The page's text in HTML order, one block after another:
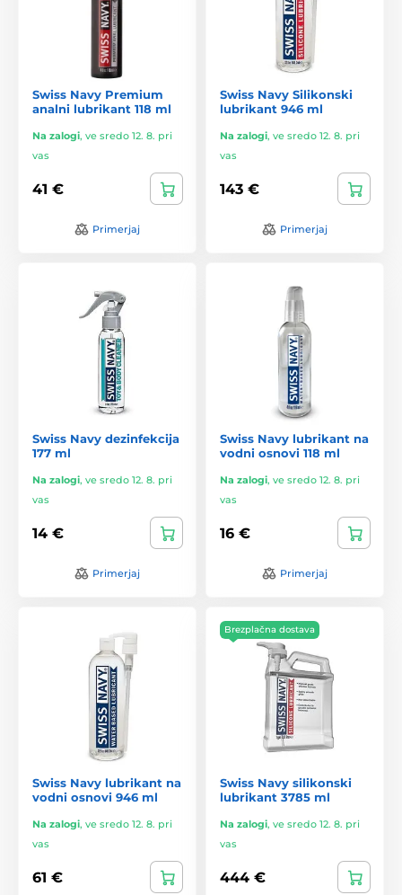
Swiss Navy Premium
analni lubrikant 118 ml
Na zalogi, ve sredo 12. 8. pri
vas
41 €
Primerjaj
Swiss Navy Silikonski
lubrikant 946 ml
Na zalogi, ve sredo 12. 8. pri
vas
143 €
Primerjaj
Swiss Navy dezinfekcija
177 ml
Na zalogi, ve sredo 12. 8. pri
vas
14 €
Primerjaj
Swiss Navy lubrikant na
vodni osnovi 118 ml
Na zalogi, ve sredo 12. 8. pri
vas
16 €
Primerjaj
Swiss Navy lubrikant na
vodni osnovi 946 ml
Na zalogi, ve sredo 12. 8. pri
vas
61 €
Brezplačna dostava
Swiss Navy silikonski
lubrikant 3785 ml
Na zalogi, ve sredo 12. 8. pri
vas
444 €